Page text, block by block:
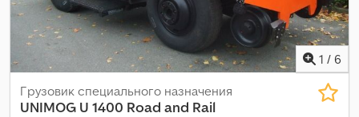
1 / 6
Грузовик специального назначения
UNIMOG U 1400 Road and Rail